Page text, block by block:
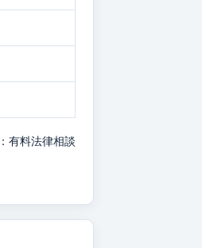
：有料法律相談